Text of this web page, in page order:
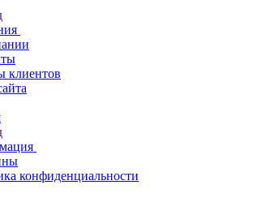
клиентов
конфиденциальности